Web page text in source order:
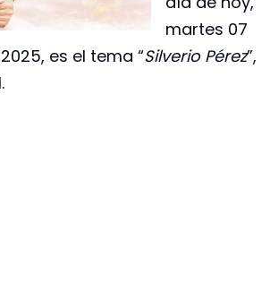
martes 07
es el tema “Silverio Pérez”,